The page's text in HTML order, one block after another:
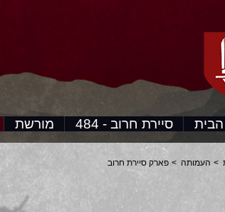
סיירת חרוב - 484 מורשת
העמותה פארק סיירת חרוב